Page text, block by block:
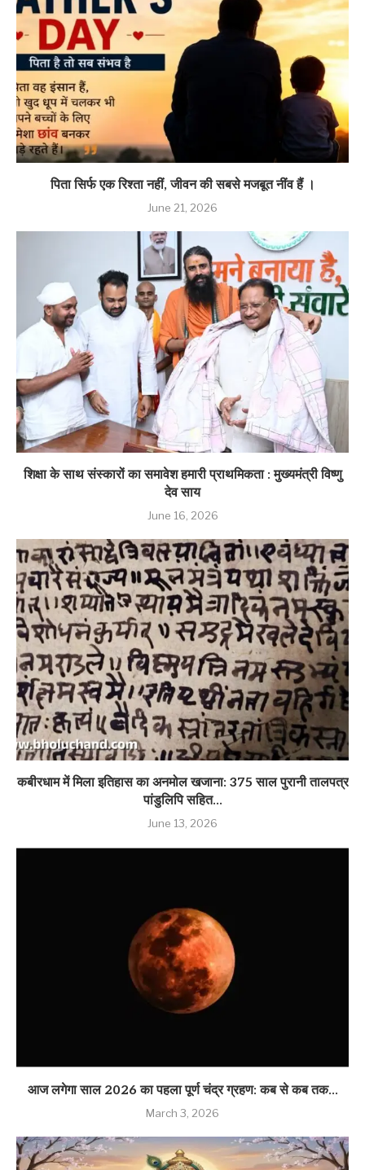
पिता सिर्फ एक रिश्ता नहीं, जीवन की सबसे मजबूत नींव हैं ।
June 21, 2026
शिक्षा के साथ संस्कारों का समावेश हमारी प्राथमिकता : मुख्यमंत्री विष्णु
देव साय
June 16, 2026
कबीरधाम में मिला इतिहास का अनमोल खजाना: 375 साल पुरानी तालपत्र
पांडुलिपि सहित...
June 13, 2026
आज लगेगा साल 2026 का पहला पूर्ण चंद्र ग्रहण: कब से कब तक...
March 3, 2026